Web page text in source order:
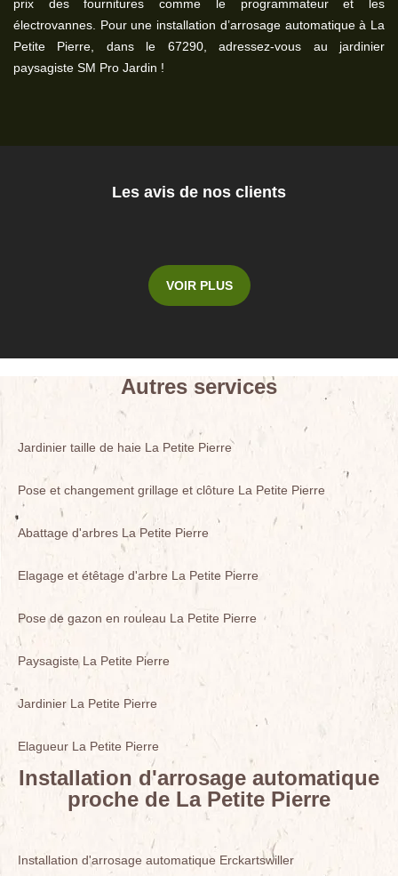
prix des fournitures comme le programmateur et les
électrovannes. Pour une installation d’arrosage automatique à La
Petite Pierre, dans le 67290, adressez-vous au jardinier
paysagiste SM Pro Jardin !
Les avis de nos clients
VOIR PLUS
Autres services
Jardinier taille de haie La Petite Pierre
Pose et changement grillage et clôture La Petite Pierre
Abattage d'arbres La Petite Pierre
Elagage et étêtage d'arbre La Petite Pierre
Pose de gazon en rouleau La Petite Pierre
Paysagiste La Petite Pierre
Jardinier La Petite Pierre
Elagueur La Petite Pierre
Installation d'arrosage automatique
proche de La Petite Pierre
Installation d'arrosage automatique Erckartswiller